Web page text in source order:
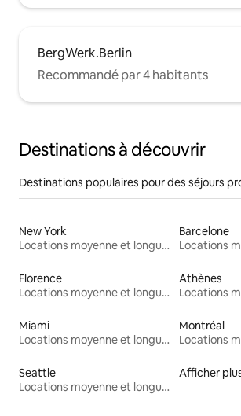
BergWerk.Berlin
Recommandé par 4 habitants
Destinations à découvrir
Destinations populaires pour des séjours
New York
Locations moyenne et longue durée
Barcelone
Florence
Locations moyenne et longue durée
Athènes
Miami
Locations moyenne et longue durée
Montréal
Seattle
Locations moyenne et longue durée
Afficher